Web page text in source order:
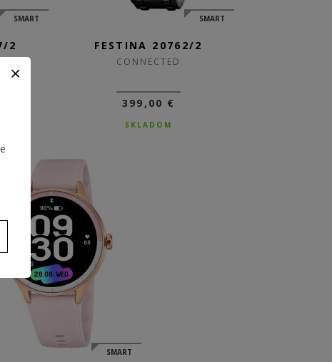
SMART
2
SMART
FESTINA 20762/2
CONNECTED
399,00 €
SKLADOM
SMART